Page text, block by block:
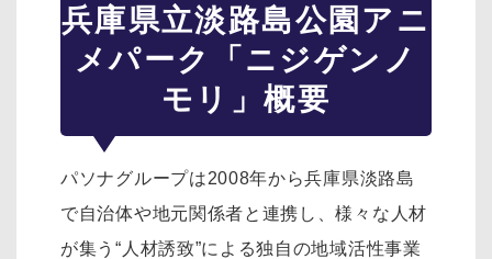
兵庫県立淡路島公園アニ
メパーク「ニジゲンノ
モリ」概要
パソナグループは2008年から兵庫県淡路島
で自治体や地元関係者と連携し、様々な人材
が集う“人材誘致”による独自の地域活性事業